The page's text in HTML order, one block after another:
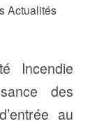
Actualités
Incendie
des
au